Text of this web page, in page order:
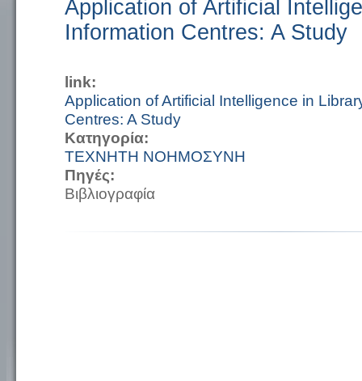
Application of Artificial
Information Centres: A Study
link:
Application of Artificial Intelligence in
Centres: A Study
Κατηγορία:
ΤΕΧΝΗΤΗ ΝΟΗΜΟΣΥΝΗ
Πηγές:
Βιβλιογραφία